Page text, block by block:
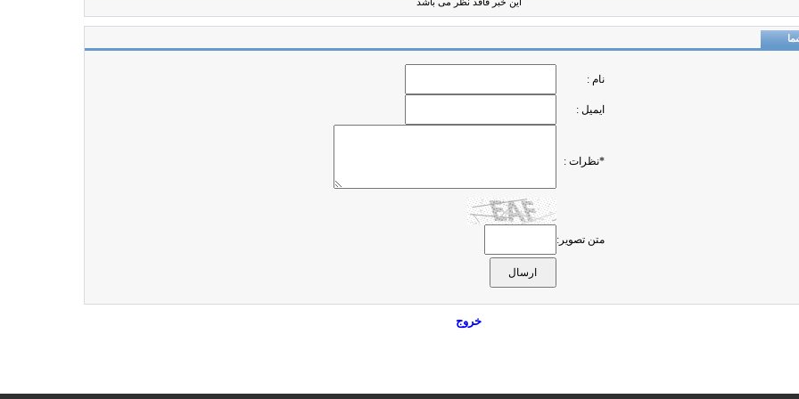
این خبر فاقد نظر می باشد
نام :
ایمیل :
*نظرات :
متن تصویر:
خروج